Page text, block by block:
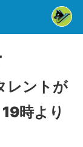
レントが
時より